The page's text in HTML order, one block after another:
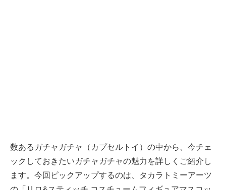
数あるガチャガチャ（カプセルトイ）の中から、今チェ
ックしておきたいガチャガチャの魅力を詳しくご紹介し
ます。今回ピックアップするのは、タカラトミーアーツ